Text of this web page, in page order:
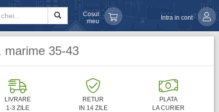
Cosul
meu
Intra in cont
marime 35-43
LIVRARE
1-3 ZILE
RETUR
IN 14 ZILE
PLATA
LA CURIER